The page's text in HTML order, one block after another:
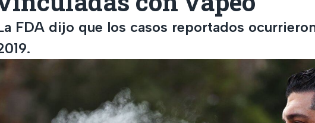
FDA dijo que los casos reportados